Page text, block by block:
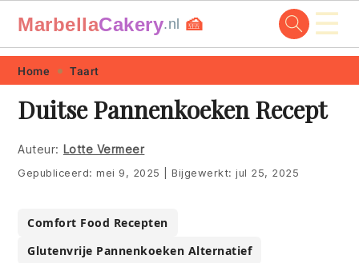
Skip
primary
navigation
Skip
main
content
Skip
primary
sidebar
Skip
footer
MarbellaCakery.nl 🍰 ☰
Home Taart
Duitse Pannenkoeken Recept
Auteur: Lotte Vermeer
Gepubliceerd:mei 9, 2025 Bijgewerkt:jul 25, 2025
Comfort Food Recepten
Glutenvrije Pannenkoeken Alternatief